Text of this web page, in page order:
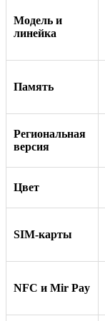
Модель и
линейка
Память
Региональная
версия
Цвет
SIM-карты
NFC и Mir Pay